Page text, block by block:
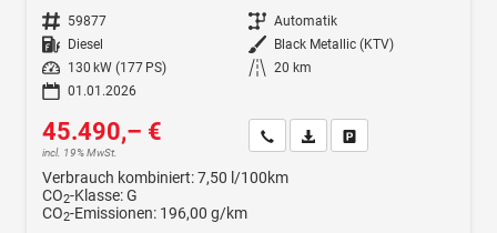
Fahrzeugnr. 59877 Getriebe Automatik
Kraftstoff Diesel Außenfarbe Black Metallic (KTV)
Leistung
130 kW (177 PS) Kilometerstand 20 km
01.01.2026
45.490,– €
incl. 19% MwSt.
Wir rufen Sie anFahrzeugexposé (PDF)
Verbrauch kombiniert:7,50 l/100km
CO2-Klasse:G
CO2-Emissionen: 196,00 g/km